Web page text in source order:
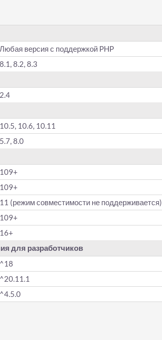
Любая версия с поддержкой PHP
8.1, 8.2, 8.3
2.4
10.5, 10.6, 10.11
5.7, 8.0
109+
109+
11 (режим совместимости не поддерживается)
109+
16+
для разработчиков
^18
^20.11.1
^4.5.0